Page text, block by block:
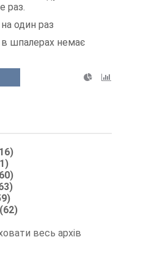
раз.
один раз
в шпалерах немає
весь архів